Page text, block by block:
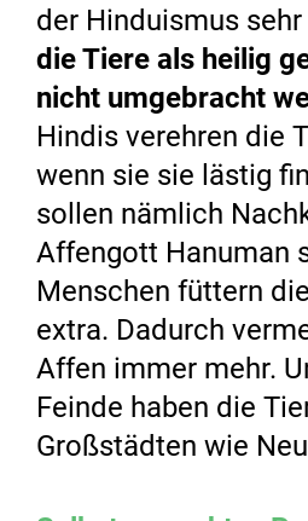
der Hinduismus
die Tiere als heilig
nicht umgebracht
Hindis verehren die
wenn sie sie lästig
sollen nämlich
Affengott Hanuman
Menschen füttern
extra. Dadurch
Affen immer mehr.
Feinde haben die
Großstädten wie